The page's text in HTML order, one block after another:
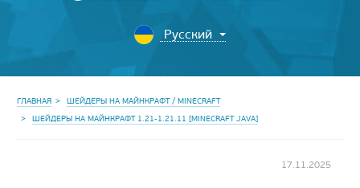
ГЛАВНАЯ
ШЕЙДЕРЫ НА МАЙНКРАФТ / MINECRAFT
ШЕЙДЕРЫ НА МАЙНКРАФТ 1.21-1.21.11 [MINECRAFT JAVA]
17.11.2025